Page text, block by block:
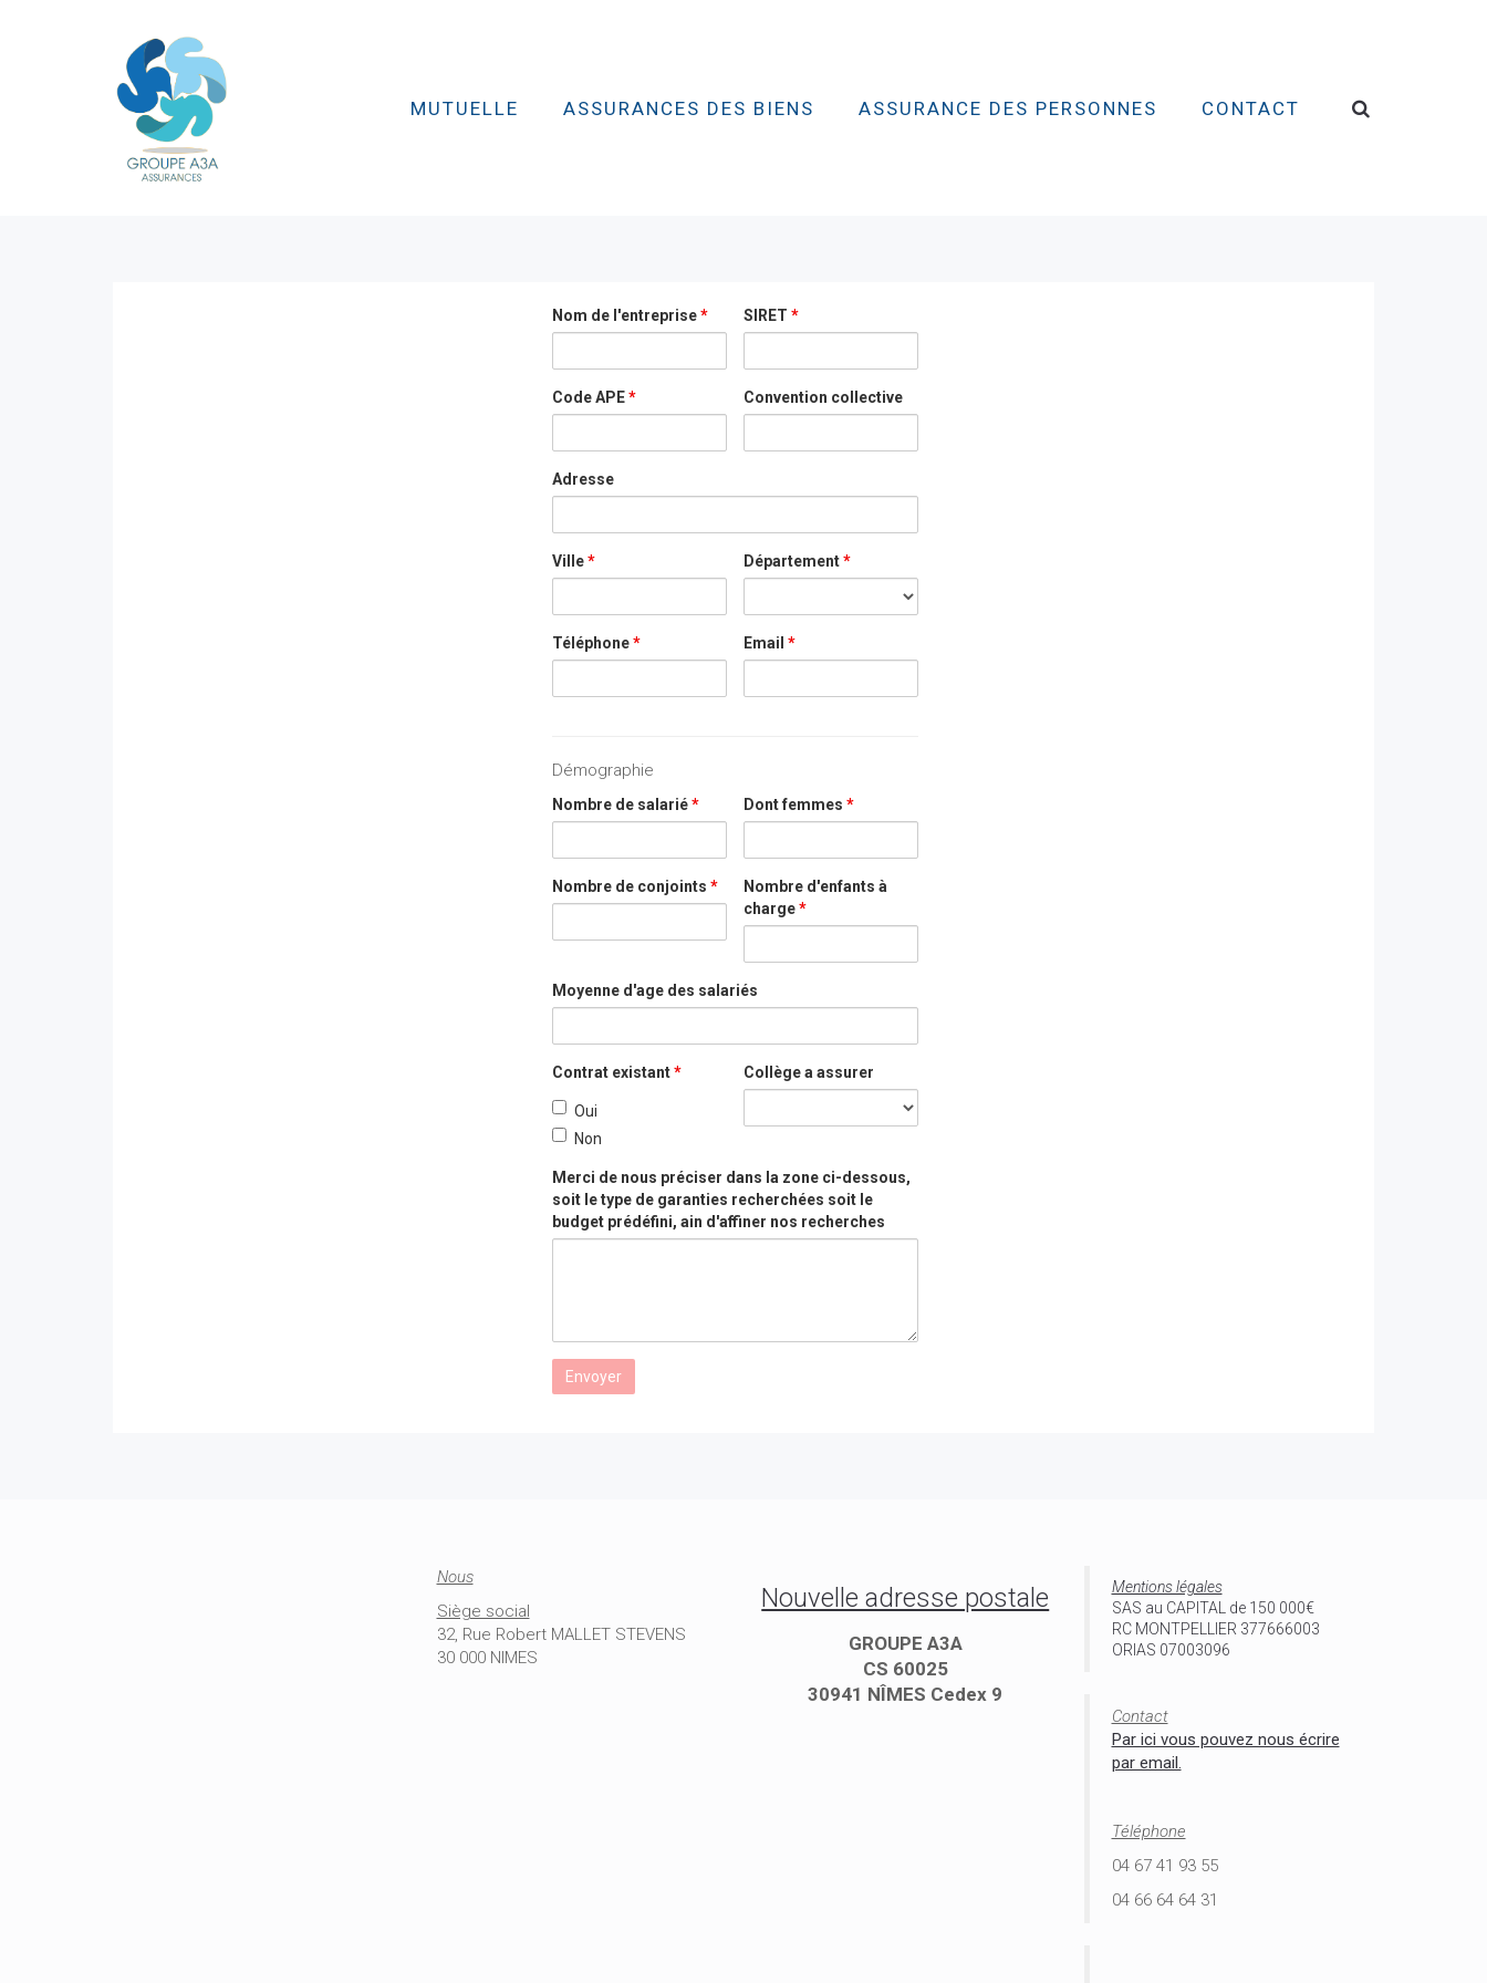
MUTUELLE ASSURANCES DES BIENS ASSURANCE DES PERSONNES CONTACT
Nom de l'entreprise* SIRET *
Code APE* Convention collective
Adresse
Ville* Département*
Téléphone* Email *
Démographie
Nombre de salarié* Dont femmes *
Nombre de conjoints *
Nombre d'enfants à
charge*
Moyenne d'age des salariés
Contrat existant*
Oui
Non
Collège a assurer
Merci de nous préciser dans la zone ci-dessous,
soit le type de garanties recherchées soit le
budget prédéfini, ain d'affiner nos recherches
Nous
Siège social
32, Rue Robert MALLET STEVENS
30 000 NIMES
Nouvelle adresse postale
GROUPE A3A
CS 60025
30941 NÎMES Cedex 9
Mentions légales
SAS au CAPITAL de 150 000€
RC MONTPELLIER 377666003
ORIAS 07003096
Contact
Par ici vous pouvez nous écrire
par email.
Téléphone
04 67 41 93 55
04 66 64 64 31